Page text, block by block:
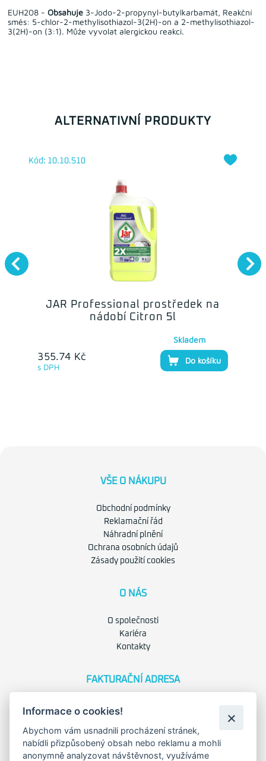
EUH208 -Obsahuje 3-Jodo-2-propynyl-butylkarbamát, Reakční
směs: 5-chlor-2-methylisothiazol-3(2H)-on a 2-methylisothiazol-
3(2H)-on (3:1). Může vyvolat alergickou reakci.
ALTERNATIVNÍ PRODUKTY
JAR Professional prostředek na
nádobí Citron 5l
Kód: 10.10.510
355.74 Kč
s DPH
Skladem
Do košíku
VŠE O NÁKUPU
Obchodní podmínky
Reklamační řád
Náhradní plnění
Ochrana osobních údajů
Zásady použití cookies
O NÁS
O společnosti
Kariéra
Kontakty
FAKTURAČNÍ ADRESA
Družstevní 1394/12
Praha 4 - Nusle, 140 00
DIČ: CZ28404009
Informace o cookies!
Abychom vám usnadnili procházení stránek,
nabídli přizpůsobený obsah nebo reklamu a mohli
anonymně analyzovat návštěvnost, využíváme